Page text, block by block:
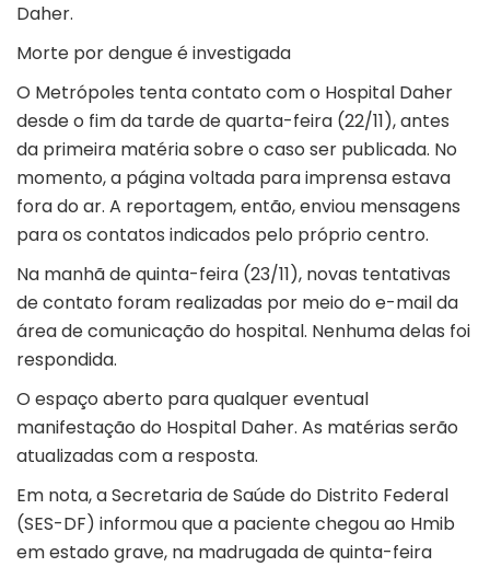
Daher.
Morte por dengue é investigada
O Metrópoles tenta contato com o Hospital Daher
desde o fim da tarde de quarta-feira (22/11), antes
da primeira matéria sobre o caso ser publicada. No
momento, a página voltada para imprensa estava
fora do ar. A reportagem, então, enviou mensagens
para os contatos indicados pelo próprio centro.
Na manhã de quinta-feira (23/11), novas tentativas
de contato foram realizadas por meio do e-mail da
área de comunicação do hospital. Nenhuma delas foi
respondida.
O espaço aberto para qualquer eventual
manifestação do Hospital Daher. As matérias serão
atualizadas com a resposta.
Em nota, a Secretaria de Saúde do Distrito Federal
(SES-DF) informou que a paciente chegou ao Hmib
em estado grave, na madrugada de quinta-feira